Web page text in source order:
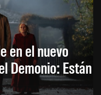
en el nuevo
Demonio: Están